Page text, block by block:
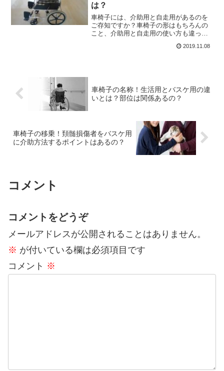
は？
車椅子には、介助用と自走用があるのを
ご存知ですか？車椅子の形はもちろんの
こと、介助用と自走用の使い方も違って
るのです。意外と知られていない内容だ
2019.11.08
車椅子の名称！生活用とバスケ用の違
いとは？部位は関係あるの？
車椅子の移乗！頚髄損傷者をバスケ用
に介助方法するポイントはあるの？
コメント
コメントをどうぞ
メールアドレスが公開されることはありません。
※ が付いている欄は必須項目です
コメント ※